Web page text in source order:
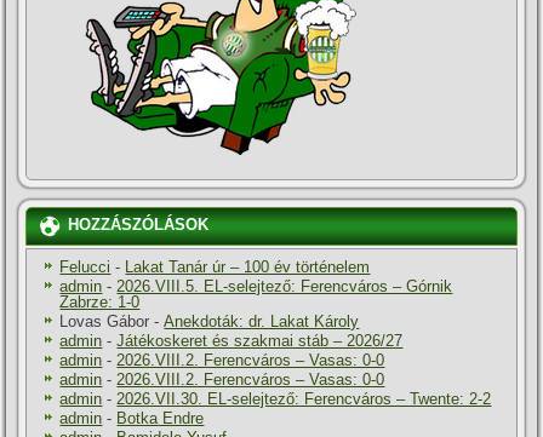
HOZZÁSZÓLÁSOK
Felucci - Lakat Tanár úr – 100 év történelem
admin -2026.VIII.5. EL-selejtező: Ferencváros – Górnik
Zabrze: 1-0
Lovas Gábor -Anekdoták: dr. Lakat Károly
admin -Játékoskeret és szakmai stáb – 2026/27
admin -2026.VIII.2. Ferencváros – Vasas: 0-0
admin -2026.VIII.2. Ferencváros – Vasas: 0-0
admin -2026.VII.30. EL-selejtező: Ferencváros – Twente: 2-2
admin - Botka Endre